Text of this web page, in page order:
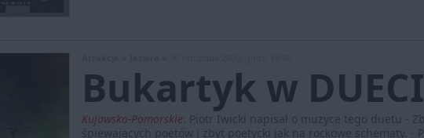
Bukartyk w
Kujawsko-Pomorskie Piotr Iwicki napisał o muzyce tego duetu -
śpiewających poetów i zbyt poetycki jak na rockowe schematy. -